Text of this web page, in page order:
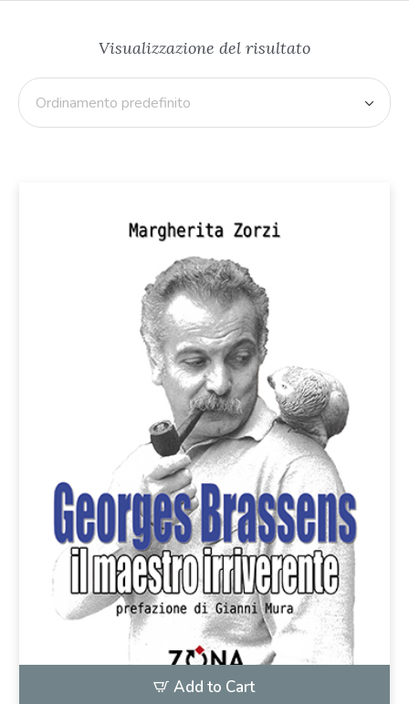
Visualizzazione del risultato
Add to Cart